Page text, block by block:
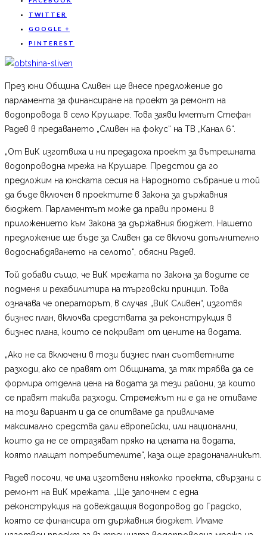
TWITTER
GOOGLE +
PINTEREST
През юни Община Сливен ще внесе предложение до
парламента за финансиране на проект за ремонт на
водопровода в село Крушаре. Това заяви кметът Стефан
Радев в предаването „Сливен на фокус“ на ТВ „Канал 6“.
„От ВиК изготвиха и ни предадоха проект за вътрешната
водопроводна мрежа на Крушаре. Предстои да го
предложим на юнската сесия на Народното събрание и той
да бъде включен в проектите в Закона за държавния
бюджет. Парламентът може да прави промени в
приложението към Закона за държавния бюджет. Нашето
предложение ще бъде за Сливен да се включи допълнително
водоснабдяването на селото“, обясни Радев.
Той добави също, че ВиК мрежата по Закона за водите се
подменя и рехабилитира на търговски принцип. Това
означава че операторът, в случая „ВиК Сливен“, изготвя
бизнес план, включва средствата за реконструкция в
бизнес плана, които се покриват от цените на водата.
„Ако не са включени в този бизнес план съответните
разходи, ако се правят от Общината, за тях трябва да се
формира отделна цена на водата за тези райони, за които
се правят такива разходи. Стремежът ни е да не отиваме
на този вариант и да се опитваме да привличаме
максимално средства дали европейски, или национални,
които да не се отразяват пряко на цената на водата,
която плащат потребителите“, каза още градоначалникът.
Радев посочи, че има изготвени няколко проекта, свързани с
ремонт на ВиК мрежата. „Ще започнем с една
реконструкция на довеждащия водопровод до Градско,
която се финансира от държавния бюджет. Имаме